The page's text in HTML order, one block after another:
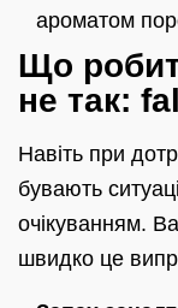
ароматом
Що
не так:
Навіть при
бувають
очікуванням.
швидко це